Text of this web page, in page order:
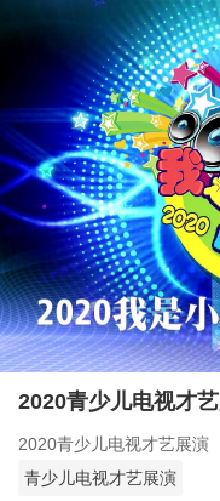
2020青少儿电视才
2020青少儿电视才艺展演
青少儿电视才艺展演